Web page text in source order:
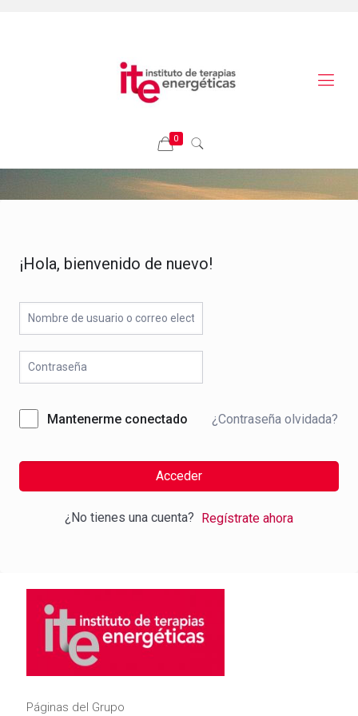
0
¡Hola, bienvenido de nuevo!
Mantenerme conectado ¿Contraseña olvidada?
Acceder
¿No tienes una cuenta? Regístrate ahora
Páginas del Grupo